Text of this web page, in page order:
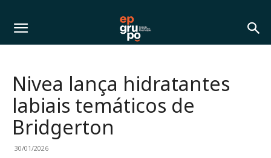
Nivea lança hidratantes
labiais temáticos de
Bridgerton
30/01/2026